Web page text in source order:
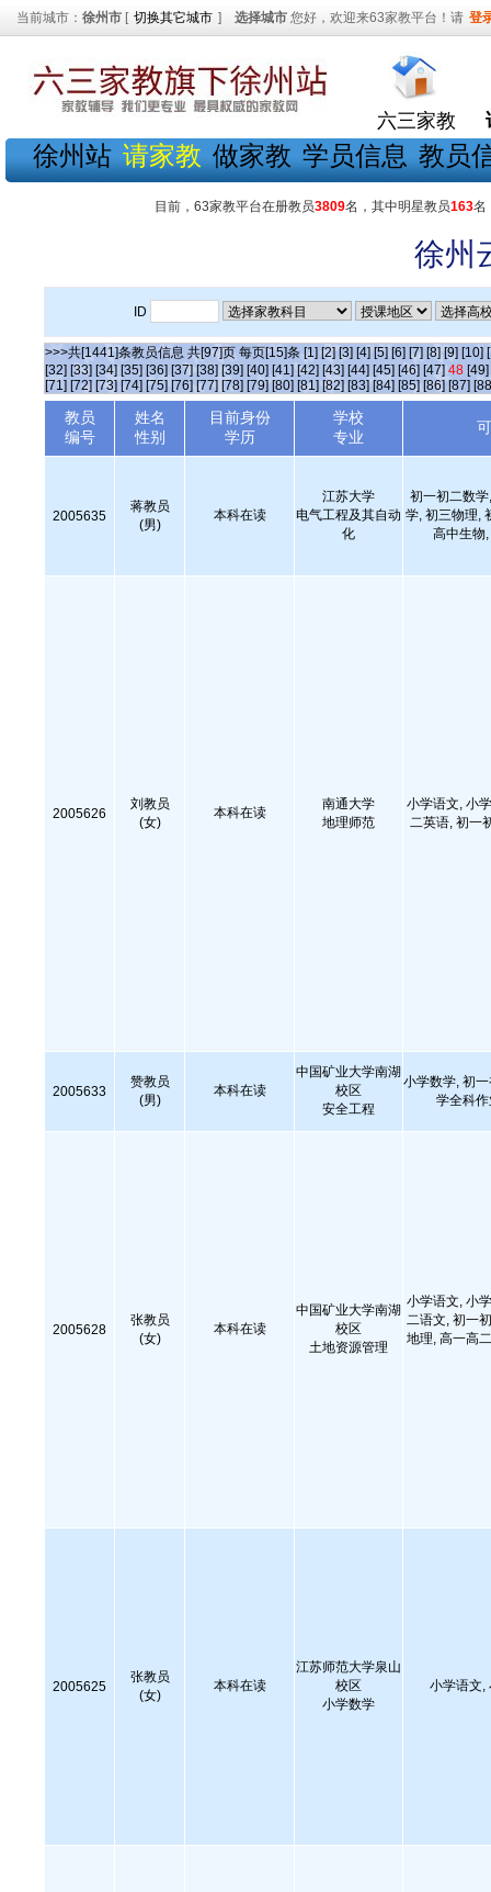
当前城市： 徐州市 [ 切换其它城市 ] 选择城市 您好，欢迎来63家教平台！请 登
六三家教
徐州站 请家教 做家教 学员信息 教员
目前，63家教平台在册教员3809名，其中明星教员163名
徐州
ID
>>>共[1441]条教员信息 共[97]页 每页[15]条 [1] [2] [3] [4] [5] [6] [7] [8] [9] [10]
[32] [33] [34] [35] [36] [37] [38] [39] [40] [41] [42] [43] [44] [45] [46] [47] 48 [49]
[71] [72] [73] [74] [75] [76] [77] [78] [79] [80] [81] [82] [83] [84] [85] [86] [87]
教员
编号
姓名
性别
目前身份
学历
学校
专业
2005635
蒋教员
(男)
本科在读
江苏大学
电气工程及其自动
化
初一初二数
学, 初三物理,
高中生物
2005626
刘教员
(女)
本科在读
南通大学
地理师范
小学语文, 小
二英语, 初一
2005633
赞教员
(男)
本科在读
中国矿业大学南湖
校区
安全工程
小学数学, 初
学全科
2005628
张教员
(女)
本科在读
中国矿业大学南湖
校区
土地资源管理
小学语文, 小
二语文, 初一
地理, 高一高
2005625
张教员
(女)
本科在读
江苏师范大学泉山
校区
小学数学
小学语文,